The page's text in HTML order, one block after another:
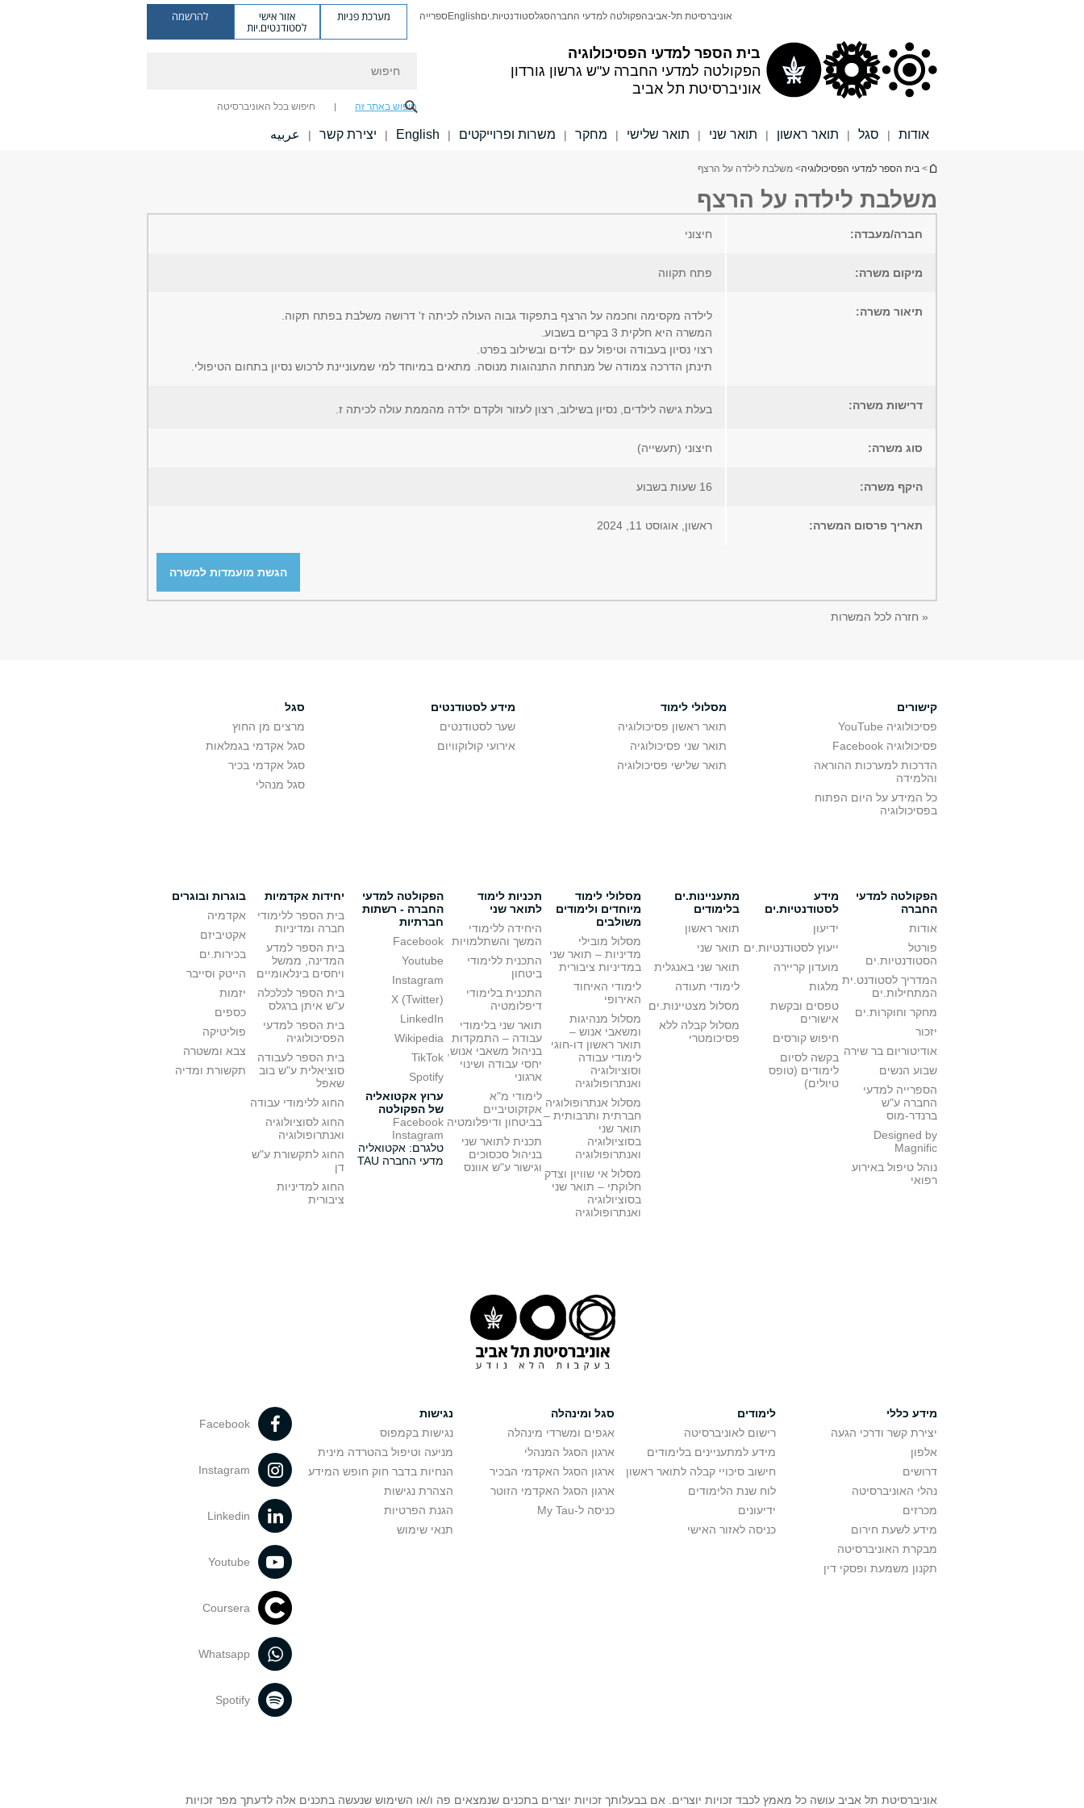
בית הספר למדעי הפסיכולוגיה
הפקולטה למדעי החברה ע"ש גרשון גורדון
אוניברסיטת תל אביב
אוניברסיטת תל-אביבהפקולטה למדעי החברהסגלסטודנטיות.יםEnglishספרייה מערכת פניות אזור אישי
לסטודנטים.יות
להרשמה
חיפוש באתר זה חיפוש בכל האוניברסיטה
אודות | סגל | תואר ראשון | תואר שני | תואר שלישי | מחקר | משרות ופרוייקטים |
English
| יצירת קשר | عربيه
הינך נמצא כאן
> בית הספר למדעי הפסיכולוגיה> משלבת לילדה על הרצף
משלבת לילדה על הרצף
חברה/מעבדה: חיצוני
מיקום משרה: פתח תקווה
תיאור משרה:
לילדה מקסימה וחכמה על הרצף בתפקוד גבוה העולה לכיתה ז' דרושה משלבת בפתח תקוה.
המשרה היא חלקית 3 בקרים בשבוע.
רצוי נסיון בעבודה וטיפול עם ילדים ובשילוב בפרט.
תינתן הדרכה צמודה של מנתחת התנהוגות מנוסה. מתאים במיוחד למי שמעוניינת לרכוש נסיון בתחום הטיפולי.
דרישות משרה: בעלת גישה לילדים, נסיון בשילוב, רצון לעזור ולקדם ילדה מהממת עולה לכיתה ז.
סוג משרה: חיצוני (תעשייה)
היקף משרה: 16 שעות בשבוע
תאריך פרסום המשרה: ראשון, אוגוסט 11, 2024
הגשת מועמדות למשרה
« חזרה לכל המשרות
קישורים
פסיכולוגיה YouTube
פסיכולוגיה Facebook
הדרכות למערכות ההוראה
והלמידה
כל המידע על היום הפתוח
בפסיכולוגיה
מסלולי לימוד
תואר ראשון פסיכולוגיה
תואר שני פסיכולוגיה
תואר שלישי פסיכולוגיה
מידע לסטודנטים
שער לסטודנטים
אירועי קולוקוויום
סגל
מרצים מן החוץ
סגל אקדמי בגמלאות
סגל אקדמי בכיר
סגל מנהלי
הפקולטה למדעי
החברה
אודות
פורטל
הסטודנטיות.ים
המדריך לסטודנט.ית
המתחילות.ים
מחקר וחוקרות.ים
יזכור
אודיטוריום בר שירה
שבוע הנשים
הספרייה למדעי
החברה ע"ש
ברנדר-מוס
Designed by
Magnific
נוהל טיפול באירוע
רפואי
מידע
לסטודנטיות.ים
ידיעון
ייעוץ לסטודנטיות.ים
מועדון קריירה
מלגות
טפסים ובקשת
אישורים
חיפוש קורסים
בקשה לסיום
לימודים (טופס
טיולים)
מתעניינות.ים
בלימודים
תואר ראשון
תואר שני
תואר שני באנגלית
לימודי תעודה
מסלול מצטיינות.ים
מסלול קבלה ללא
פסיכומטרי
מסלולי לימוד
מיוחדים ולימודים
משולבים
מסלול מובילי
מדיניות – תואר שני
במדיניות ציבורית
לימודי האיחוד
האירופי
מסלול מנהיגות
ומשאבי אנוש –
תואר ראשון דו-חוגי
לימודי עבודה
וסוציולוגיה
ואנתרופולוגיה
מסלול אנתרופולוגיה
חברתית ותרבותית –
תואר שני
בסוציולוגיה
ואנתרופולוגיה
מסלול אי שוויון וצדק
חלוקתי – תואר שני
בסוציולוגיה
ואנתרופולוגיה
תכניות לימוד
לתואר שני
היחידה ללימודי
המשך והשתלמויות
התכנית ללימודי
ביטחון
התכנית בלימודי
דיפלומטיה
תואר שני בלימודי
עבודה – התמקדות
בניהול משאבי אנוש,
יחסי עבודה ושינוי
ארגוני
לימודי מ"א
אקזקוטיביים
בביטחון ודיפלומטיה
תכנית לתואר שני
בניהול סכסוכים
וגישור ע"ש אוונס
הפקולטה למדעי
החברה - רשתות
חברתיות
Facebook
Youtube
Instagram
X (Twitter)
LinkedIn
Wikipedia
TikTok
Spotify
ערוץ אקטואליה
של הפקולטה
Facebook
Instagram
טלגרם: אקטואליה
מדעי החברה TAU
יחידות אקדמיות
בית הספר ללימודי
חברה ומדיניות
בית הספר למדע
המדינה, ממשל
ויחסים בינלאומיים
בית הספר לכלכלה
ע"ש איתן ברגלס
בית הספר למדעי
הפסיכולוגיה
בית הספר לעבודה
סוציאלית ע"ש בוב
שאפל
החוג ללימודי עבודה
החוג לסוציולוגיה
ואנתרופולוגיה
החוג לתקשורת ע"ש
דן
החוג למדיניות
ציבורית
בוגרות ובוגרים
אקדמיה
אקטיביזם
בכירות.ים
הייטק וסייבר
יזמות
כספים
פוליטיקה
צבא ומשטרה
תקשורת ומדיה
מידע כללי
יצירת קשר ודרכי הגעה
אלפון
דרושים
נהלי האוניברסיטה
מכרזים
מידע לשעת חירום
מבקרת האוניברסיטה
תקנון משמעת ופסקי דין
לימודים
רישום לאוניברסיטה
מידע למתעניינים בלימודים
חישוב סיכויי קבלה לתואר ראשון
לוח שנת הלימודים
ידיעונים
כניסה לאזור האישי
סגל ומינהלה
אגפים ומשרדי מינהלה
ארגון הסגל המנהלי
ארגון הסגל האקדמי הבכיר
ארגון הסגל האקדמי הזוטר
כניסה ל-My Tau
נגישות
נגישות בקמפוס
מניעה וטיפול בהטרדה מינית
הנחיות בדבר חוק חופש המידע
הצהרת נגישות
הגנת הפרטיות
תנאי שימוש
Facebook
Instagram
Linkedin
Youtube
Coursera
Whatsapp
Spotify
אוניברסיטת תל אביב עושה כל מאמץ לכבד זכויות יוצרים. אם בבעלותך זכויות יוצרים בתכנים שנמצאים פה ו/או השימוש שנעשה בתכנים אלה לדעתך מפר זכויות